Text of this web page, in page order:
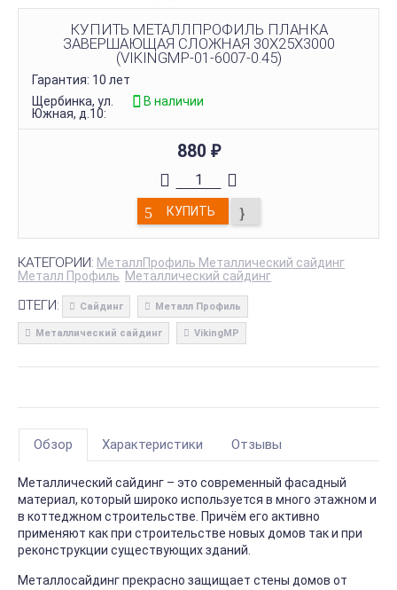
КУПИТЬ МЕТАЛЛПРОФИЛЬ ПЛАНКА
ЗАВЕРШАЮЩАЯ СЛОЖНАЯ 30Х25Х3000
(VIKINGMP-01-6007-0.45)
Гарантия: 10 лет
Щербинка, ул.
Южная, д.10:
В наличии
880 ₽
КУПИТЬ
КАТЕГОРИИ: МеталлПрофиль Металлический сайдинг
Металл Профиль Металлический сайдинг
ТЕГИ: Сайдинг Металл Профиль
Металлический сайдинг VikingMP
Обзор Характеристики Отзывы
Металлический сайдинг – это современный фасадный
материал, который широко используется в много этажном и
в коттеджном строительстве. Причём его активно
применяют как при строительстве новых домов так и при
реконструкции существующих зданий.
Металлосайдинг прекрасно защищает стены домов от